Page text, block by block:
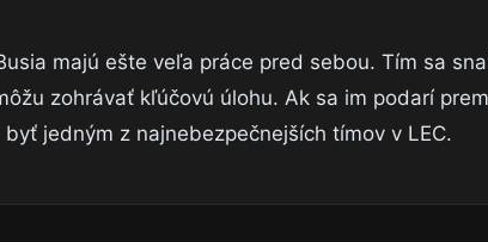
majú ešte veľa práce pred sebou. Tím sa
zohrávať kľúčovú úlohu. Ak sa im podarí
jedným z najnebezpečnejších tímov v LEC.